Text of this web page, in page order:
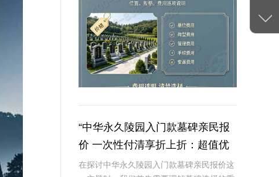
围，更通过一系列贴心设施，如室外墓碑寄
存区、应急遗体临时存放服务等，为家属提
供极大便利
“中华永久陵园入门款墓碑亲民报
价 一次性付清享折上折：超值优
惠与便捷选择的完美结合”
在探讨中华永久陵园入门款墓碑亲民报价这